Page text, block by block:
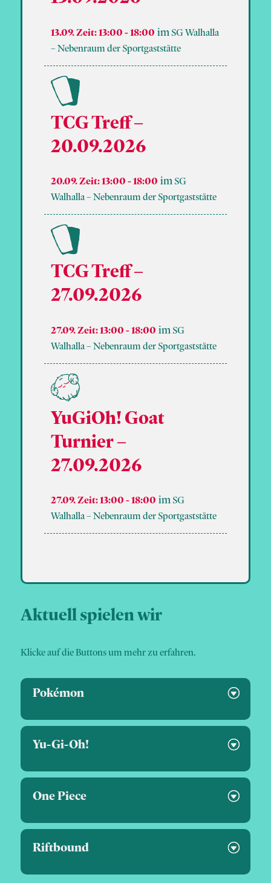
13.09. Zeit: 13:00-18:00
SG Walhalla
– Nebenraum der Sportgaststätte
TCG Treff –
20.09.2026
20.09. Zeit: 13:00-18:00
SG
Walhalla – Nebenraum der Sportgaststätte
TCG Treff –
27.09.2026
27.09. Zeit: 13:00-18:00
SG
Walhalla – Nebenraum der Sportgaststätte
YuGiOh! Goat
Turnier –
27.09.2026
27.09. Zeit: 13:00-18:00
SG
Walhalla – Nebenraum der Sportgaststätte
Aktuell spielen wir
Klicke auf die Buttons um mehr zu erfahren.
Pokémon
Yu-Gi-Oh!
One Piece
Riftbound